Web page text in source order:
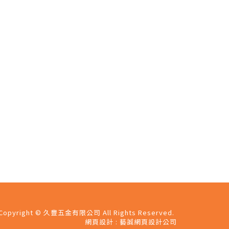
© 久豐五金有限公司 All Rights Reserved.
網頁設計 : 藝誠網頁設計公司